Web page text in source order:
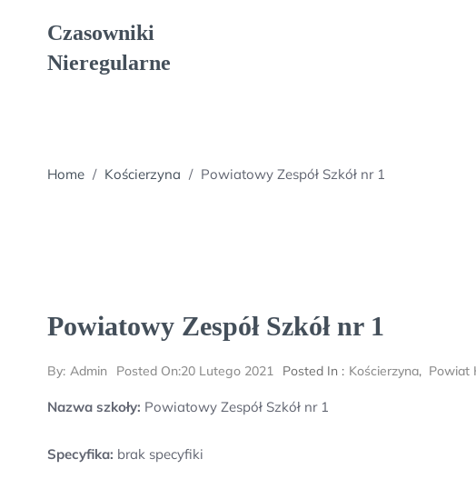
Czasowniki
Nieregularne
Home / Kościerzyna / Powiatowy Zespół Szkół nr 1
Powiatowy Zespół Szkół nr 1
By: Admin Posted On:20 Lutego 2021 Posted In : Kościerzyna, Powiat
Nazwa szkoły: Powiatowy Zespół Szkół nr 1
Specyfika: brak specyfiki